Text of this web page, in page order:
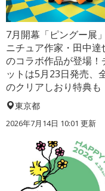
7月開幕「ピングー展
ニチュア作家・田中達
のコラボ作品が登場！
ットは5月23日発売、
のクリアしおり特典も
東京都
2026年7月14日 10:01 更新